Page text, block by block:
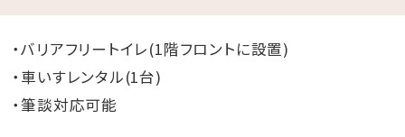
・バリアフリートイレ(1階フロントに設置)
・車いすレンタル(1台)
・筆談対応可能